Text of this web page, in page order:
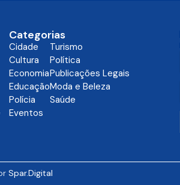
Categorias
Cidade
Cultura
Economia
Educação
Polícia
Eventos
Turismo
Política
Publicações Legais
Moda e Beleza
Saúde
Spar.Digital